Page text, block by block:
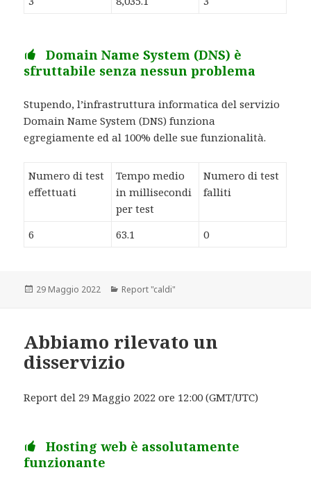
Domain Name System (DNS) è
sfruttabile senza nessun problema
Stupendo, l’infrastruttura informatica del servizio
Domain Name System (DNS) funziona
egregiamente ed al 100% delle sue funzionalità.
Numero di test
effettuati
Tempo medio
in millisecondi
per test
Numero di test
falliti
6 63.1 0
Scritto
29 Maggio 2022 Categorie
Report "caldi"
Abbiamo rilevato un
disservizio
Report del 29 Maggio 2022 ore 12:00 (GMT/UTC)
Hosting web è assolutamente
funzionante